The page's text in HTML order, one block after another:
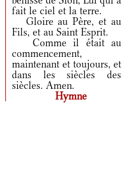
fait le ciel et la terre.
Gloire au Père, et au
Fils, et au Saint Esprit.
Comme il était au
commencement,
maintenant et toujours, et
dans les siècles des
siècles. Amen.
Hymne